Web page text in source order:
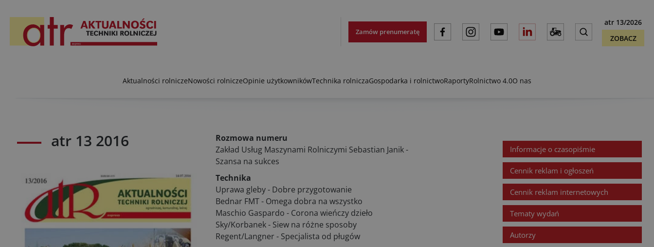
Zamów prenumeratę
atr 13/2026
ZOBACZ
Aktualności rolniczeNowości rolniczeOpinie użytkownikówTechnika rolniczaGospodarka i rolnictwoRaportyRolnictwo 4.0O nas
atr 13 2016
Rozmowa numeru
Zakład Usług Maszynami Rolniczymi Sebastian Janik -
Szansa na sukces
Technika
Uprawa gleby - Dobre przygotowanie
Bednar FMT - Omega dobra na wszystko
Maschio Gaspardo - Corona wieńczy dzieło
Sky/Korbanek - Siew na różne sposoby
Regent/Langner - Specjalista od pługów
Informacje o czasopiśmie
Cennik reklam i ogłoszeń
Cennik reklam internetowych
Tematy wydań
Autorzy